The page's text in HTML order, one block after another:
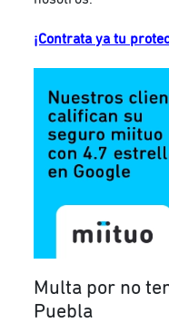
¡Contrata ya tu
Multa por no
Puebla